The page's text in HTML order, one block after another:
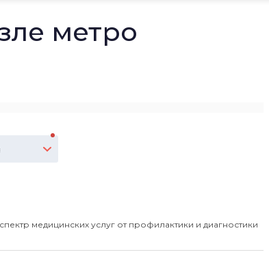
метро
медицинских услуг от профилактики и диагностики